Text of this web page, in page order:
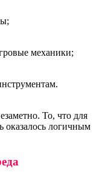
механики;
То, что для
оказалось логичным